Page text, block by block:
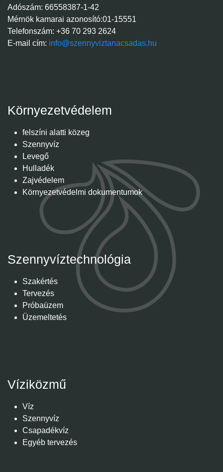
Adószám: 66558387-1-42
Mérnök kamarai azonosító:01-15551
Telefonszám: +36 70 293 2624
E-mail cím: info@szennyviztanacsadas.hu
Környezetvédelem
felszíni alatti közeg
Szennyvíz
Levegő
Hulladék
Zajvédelem
Környezetvédelmi dokumentumok
Szennyvíztechnológia
Szakértés
Tervezés
Próbaüzem
Üzemeltetés
Víziközmű
Víz
Szennyvíz
Csapadékvíz
Egyéb tervezés